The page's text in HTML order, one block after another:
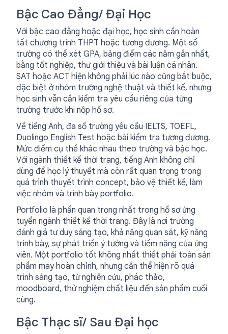
Bậc Cao Đẳng/ Đại Học
Với bậc cao đẳng hoặc đại học, học sinh cần hoàn
tất chương trình THPT hoặc tương đương. Một số
trường có thể xét GPA, bảng điểm các năm gần nhất,
bằng tốt nghiệp, thư giới thiệu và bài luận cá nhân.
SAT hoặc ACT hiện không phải lúc nào cũng bắt buộc,
đặc biệt ở nhóm trường nghệ thuật và thiết kế, nhưng
học sinh vẫn cần kiểm tra yêu cầu riêng của từng
trường trước khi nộp hồ sơ.
Về tiếng Anh, đa số trường yêu cầu IELTS, TOEFL,
Duolingo English Test hoặc bài kiểm tra tương đương.
Mức điểm cụ thể khác nhau theo trường và bậc học.
Với ngành thiết kế thời trang, tiếng Anh không chỉ
dùng để học lý thuyết mà còn rất quan trọng trong
quá trình thuyết trình concept, bảo vệ thiết kế, làm
việc nhóm và trình bày portfolio.
Portfolio là phần quan trọng nhất trong hồ sơ ứng
tuyển ngành thiết kế thời trang. Đây là nơi trường
đánh giá tư duy sáng tạo, khả năng quan sát, kỹ năng
trình bày, sự phát triển ý tưởng và tiềm năng của ứng
viên. Một portfolio tốt không nhất thiết phải toàn sản
phẩm may hoàn chỉnh, nhưng cần thể hiện rõ quá
trình sáng tạo, từ nghiên cứu, phác thảo,
moodboard, thử nghiệm chất liệu đến sản phẩm cuối
cùng.
Bậc Thạc sĩ/ Sau Đại học